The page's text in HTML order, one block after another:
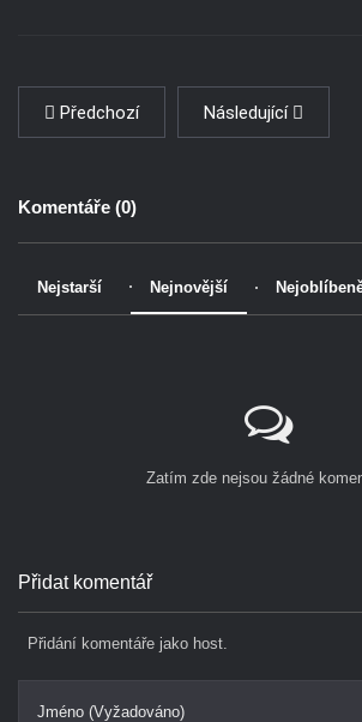
Předchozí Následující
Komentáře (0)
Nejstarší Nejnovější
Zatím zde nejsou žádné
Přidat komentář
Přidání komentáře jako host.
Jméno (Vyžadováno)